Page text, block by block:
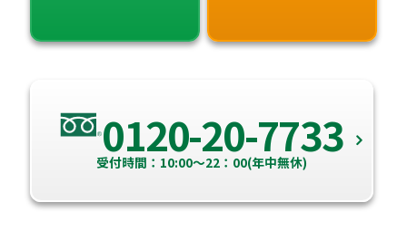
0120-20-7733
受付時間：10:00～22：00(年中無休)